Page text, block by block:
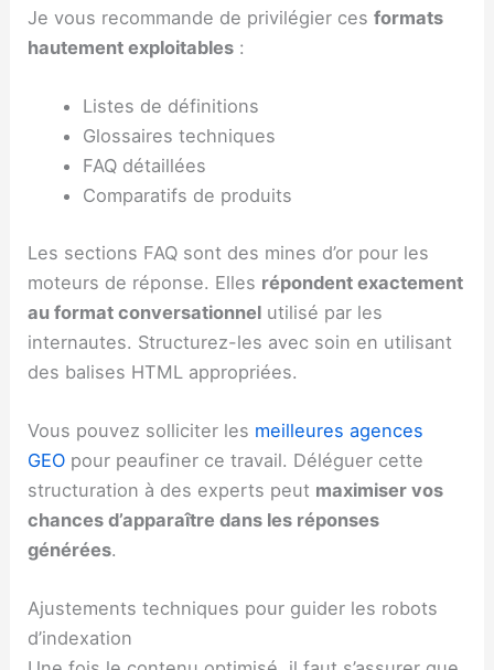
Je vous recommande de privilégier cesformats
hautement exploitables :
Listes de définitions
Glossaires techniques
FAQ détaillées
Comparatifs de produits
Les sections FAQ sont des mines d’or pour les
moteurs de réponse. Elles répondent exactement
au format conversationnel utilisé par les
internautes. Structurez-les avec soin en utilisant
des balises HTML appropriées.
Vous pouvez solliciter les meilleures agences
GEO pour peaufiner ce travail. Déléguer cette
structuration à des experts peut maximiser vos
chances d’apparaître dans les réponses
générées.
Ajustements techniques pour guider les robots
d’indexation